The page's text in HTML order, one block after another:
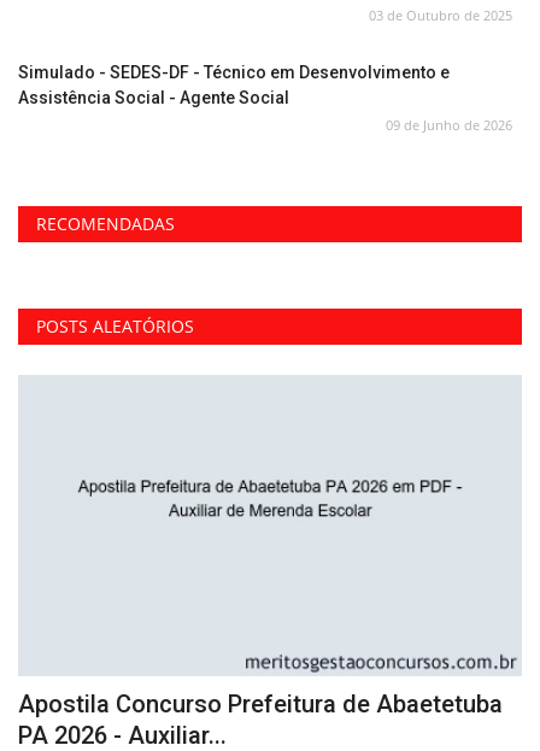
03 de Outubro de 2025
Simulado - SEDES-DF - Técnico em Desenvolvimento e
Assistência Social - Agente Social
09 de Junho de 2026
RECOMENDADAS
POSTS ALEATÓRIOS
Apostila Concurso Prefeitura de Abaetetuba
PA 2026 - Auxiliar...